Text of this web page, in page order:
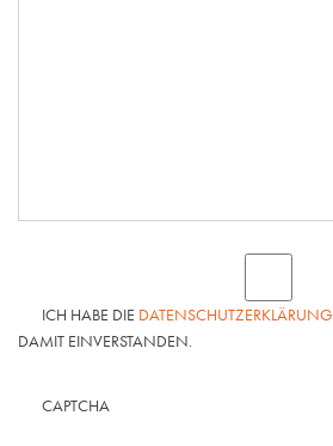
ICH HABE DIE DATENSCHUTZERKLÄRUNG
DAMIT EINVERSTANDEN.
CAPTCHA